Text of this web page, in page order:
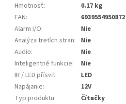
Hmotnosť:
0.17 kg
EAN:
6939554950872
Alarm I/O:
Nie
Analýza tretích stran:
Nie
Audio:
Nie
Inteligentné funkcie:
Nie
IR / LED přísvit:
LED
Napájanie:
12V
Typ produktu:
Čítačky